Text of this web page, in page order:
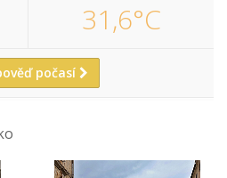
31,6°C
počasí